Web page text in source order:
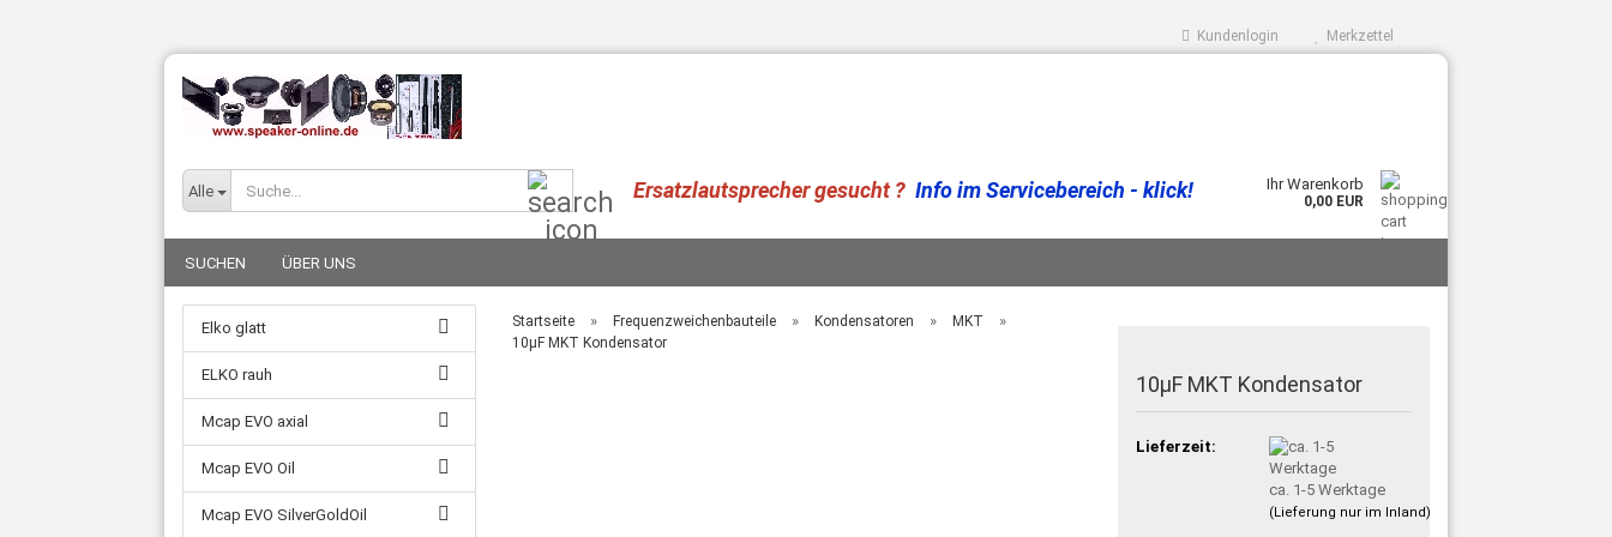
Kundenlogin Merkzettel
Alle Ersatzlautsprecher gesucht ? Info im Servicebereich - klick! Ihr Warenkorb
0,00 EUR
SUCHEN ÜBER UNS
Startseite » Frequenzweichenbauteile » Kondensatoren » MKT »
10µF MKT Kondensator
10µF MKT Kondensator
Lieferzeit:
ca. 1-5 Werktage
(Lieferung nur im Inland)
Elko glatt
ELKO rauh
Mcap EVO axial
Mcap EVO Oil
Mcap EVO SilverGoldOil